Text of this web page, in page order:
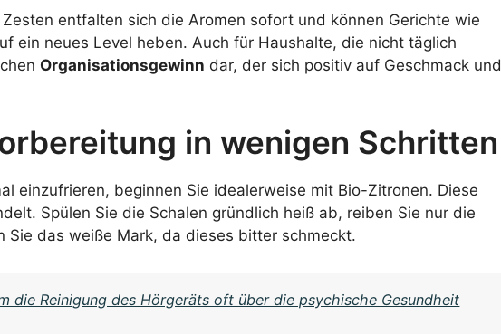
entfalten sich die Aromen sofort und können Gerichte wie
ein neues Level heben. Auch für Haushalte, die nicht täglich
Organisationsgewinn dar, der sich positiv auf Geschmack und
in wenigen Schritten
einzufrieren, beginnen Sie idealerweise mit Bio-Zitronen. Diese
Spülen Sie die Schalen gründlich heiß ab, reiben Sie nur die
Sie das weiße Mark, da dieses bitter schmeckt.
die Reinigung des Hörgeräts oft über die psychische Gesundheit